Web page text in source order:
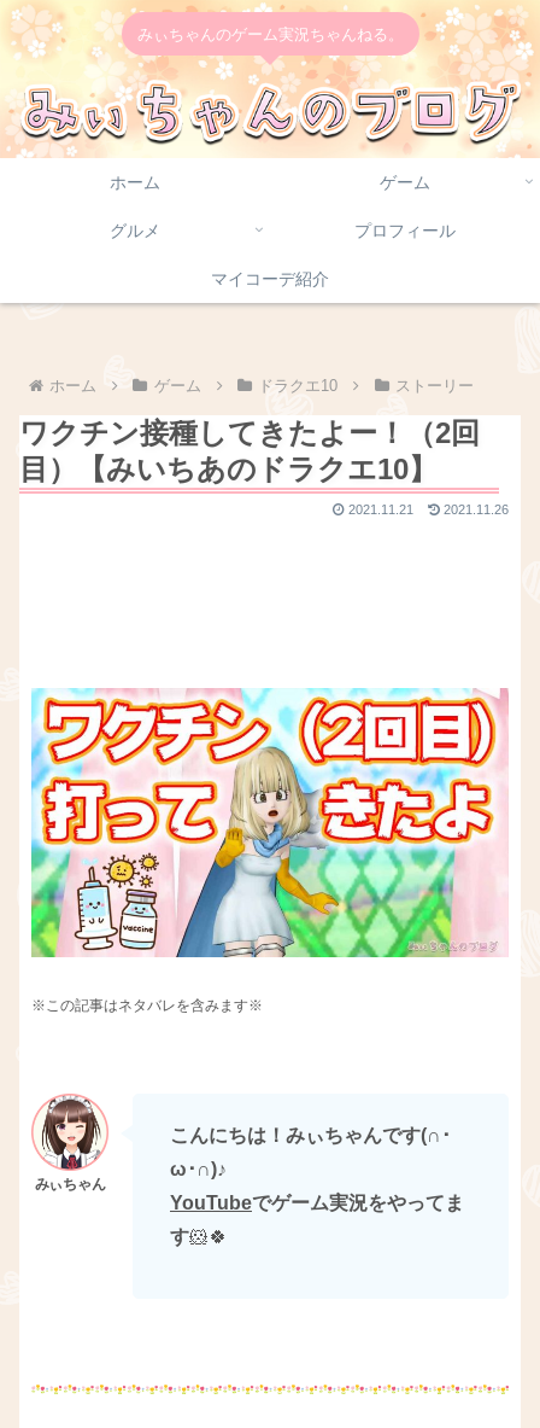
みぃちゃんのゲーム実況ちゃんねる。
ホーム ゲーム
グルメ プロフィール
マイコーデ紹介
ホーム ゲーム ドラクエ10 ストーリー
ワクチン接種してきたよー！（2回
目）【みいちあのドラクエ10】
2021.11.21 2021.11.26
※この記事はネタバレを含みます※
こんにちは！みぃちゃんです(∩･
ω･∩)♪
YouTubeでゲーム実況をやってま
す🐹🍀